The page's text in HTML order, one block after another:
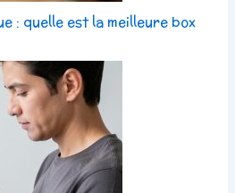
: quelle est la meilleure box